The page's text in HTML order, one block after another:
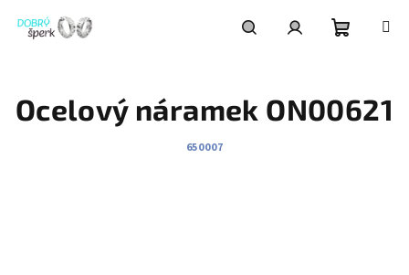
obsah
košík
Ocelový náramek ON00621
650007